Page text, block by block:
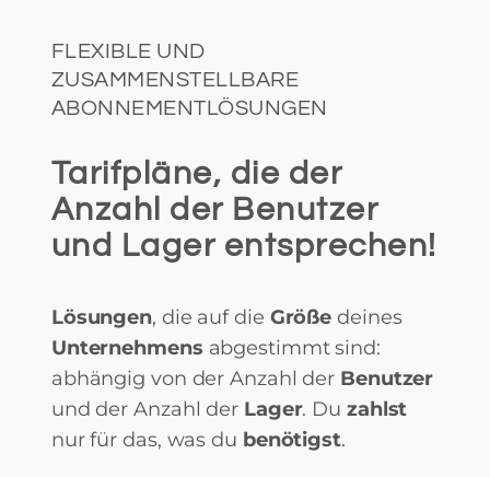
FLEXIBLE UND
ZUSAMMENSTELLBARE
ABONNEMENTLÖSUNGEN
Tarifpläne, die der
Anzahl der Benutzer
und Lager entsprechen!
Lösungen, die auf die Größedeines
Unternehmens abgestimmt sind:
abhängig von der Anzahl der Benutzer
und der Anzahl der Lager. Du zahlst
nur für das, was du benötigst.